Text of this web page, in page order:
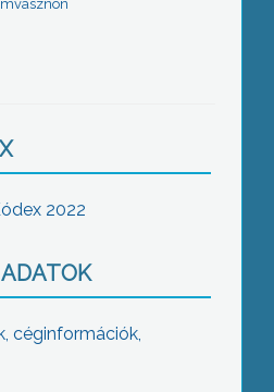
2022
céginformációk,